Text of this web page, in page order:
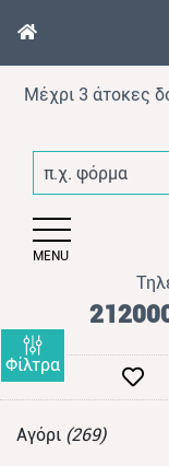
(Κορίτσι)
(Βρεφικό)
(AΞEΣOYAP)
(Brand)
(Προϊόντα)
Μέχρι 3 άτοκες
π.χ. φόρμα
MENU
Αγόρι (269)
Φίλτρα